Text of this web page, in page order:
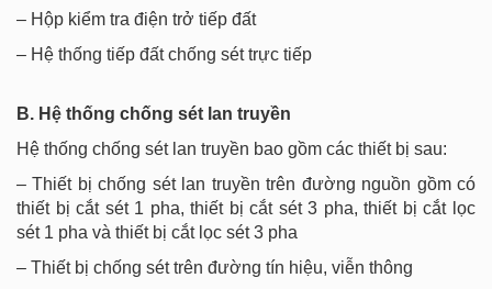
– Hộp kiểm tra điện trở tiếp đất
– Hệ thống tiếp đất chống sét trực tiếp
B. Hệ thống chống sét lan truyền
Hệ thống chống sét lan truyền bao gồm các thiết bị sau:
– Thiết bị chống sét lan truyền trên đường nguồn gồm có
thiết bị cắt sét 1 pha, thiết bị cắt sét 3 pha, thiết bị cắt lọc
sét 1 pha và thiết bị cắt lọc sét 3 pha
– Thiết bị chống sét trên đường tín hiệu, viễn thông